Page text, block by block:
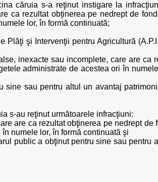
căruia s-a reţinut instigare la
ca rezultat obţinerea pe nedrept de
lor, în formă continuată;
şi Intervenţii pentru Agricultură
inexacte sau incomplete, care are ca
administrate de acestea ori în
sine sau pentru altul un avantaj
s-au reţinut următoarele infracţiuni:
are ca rezultat obţinerea pe nedrept de
numele lor, în formă continuată şi
public a obţinut pentru sine sau pentru